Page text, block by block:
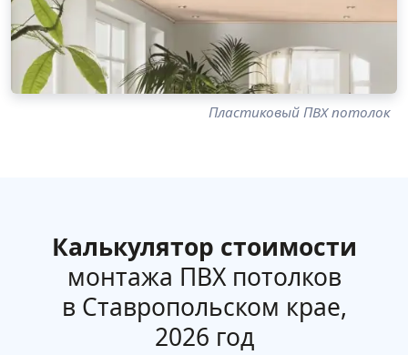
Пластиковый ПВХ потолок
Калькулятор стоимости
монтажа ПВХ потолков
в Ставропольском крае,
2026 год